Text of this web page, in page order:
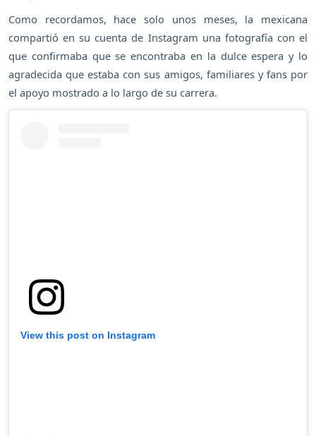
Como recordamos, hace solo unos meses, la mexicana
compartió en su cuenta de Instagram una fotografía con el
que confirmaba que se encontraba en la dulce espera y lo
agradecida que estaba con sus amigos, familiares y fans por
el apoyo mostrado a lo largo de su carrera.
View this post on Instagram